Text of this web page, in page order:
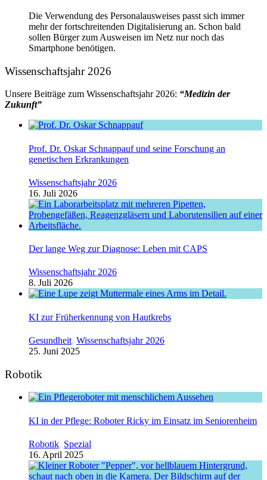
Die Verwendung des Personalausweises passt sich immer
mehr der fortschreitenden Digitalisierung an. Schon bald
sollen Bürger zum Ausweisen im Netz nur noch das
Smartphone benötigen.
Wissenschaftsjahr 2026
Unsere Beiträge zum Wissenschaftsjahr 2026: “Medizin der
Zukunft”
Prof. Dr. Oskar Schnappauf und seine Forschung an
genetischen Erkrankungen
Wissenschaftsjahr 2026
16. Juli 2026
Der lange Weg zur Diagnose: Leben mit CAPS
Wissenschaftsjahr 2026
8. Juli 2026
KI zur Früherkennung von Hautkrebs
Gesundheit, Wissenschaftsjahr 2026
25. Juni 2025
Robotik
KI in der Pflege: Roboter Ricky im Einsatz im Seniorenheim
Robotik, Spezial
16. April 2025